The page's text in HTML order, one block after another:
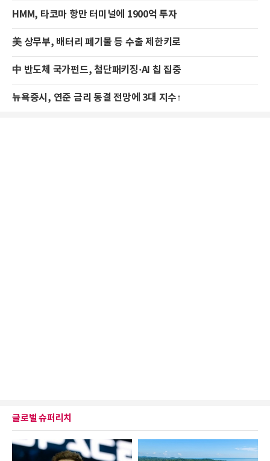
HMM, 타코마 항만 터미널에 1900억 투자
美 상무부, 배터리 폐기물 등 수출 제한키로
中 반도체 국가펀드, 첨단패키징·AI 칩 집중
뉴욕증시, 연준 금리 동결 전망에 3대 지수↑
글로벌 슈퍼리치